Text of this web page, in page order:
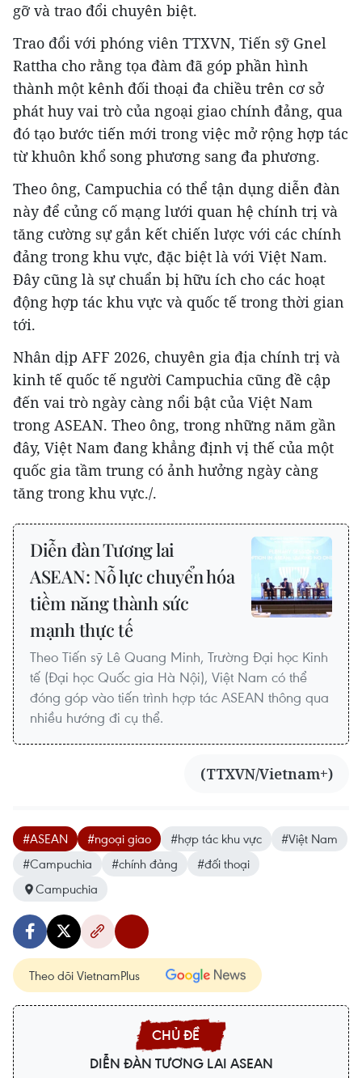
gỡ và trao đổi chuyên biệt.
Trao đổi với phóng viên TTXVN, Tiến sỹ Gnel
Rattha cho rằng tọa đàm đã góp phần hình
thành một kênh đối thoại đa chiều trên cơ sở
phát huy vai trò của ngoại giao chính đảng, qua
đó tạo bước tiến mới trong việc mở rộng hợp tác
từ khuôn khổ song phương sang đa phương.
Theo ông, Campuchia có thể tận dụng diễn đàn
này để củng cố mạng lưới quan hệ chính trị và
tăng cường sự gắn kết chiến lược với các chính
đảng trong khu vực, đặc biệt là với Việt Nam.
Đây cũng là sự chuẩn bị hữu ích cho các hoạt
động hợp tác khu vực và quốc tế trong thời gian
tới.
Nhân dịp AFF 2026, chuyên gia địa chính trị và
kinh tế quốc tế người Campuchia cũng đề cập
đến vai trò ngày càng nổi bật của Việt Nam
trong ASEAN. Theo ông, trong những năm gần
đây, Việt Nam đang khẳng định vị thế của một
quốc gia tầm trung có ảnh hưởng ngày càng
tăng trong khu vực./.
Diễn đàn Tương lai
ASEAN: Nỗ lực chuyển hóa
tiềm năng thành sức
mạnh thực tế
Theo Tiến sỹ Lê Quang Minh, Trường Đại học Kinh
tế (Đại học Quốc gia Hà Nội), Việt Nam có thể
đóng góp vào tiến trình hợp tác ASEAN thông qua
nhiều hướng đi cụ thể.
(TTXVN/Vietnam+)
#ASEAN #ngoại giao #hợp tác khu vực
#Việt Nam
#Campuchia
#chính đảng
#đối thoại
Campuchia
Theo dõi VietnamPlus
DIỄN ĐÀN TƯƠNG LAI ASEAN